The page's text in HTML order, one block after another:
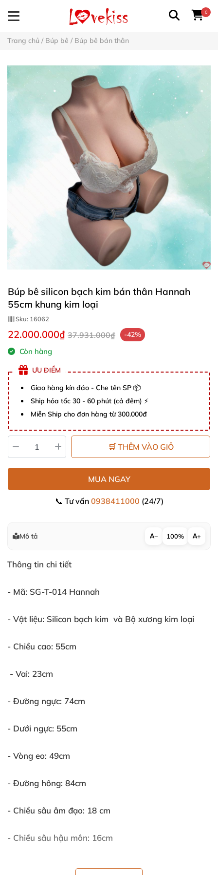
0
Trang chủ / Búp bê / Búp bê bán thân
Búp bê silicon bạch kim bán thân Hannah
55cm khung kim loại
Sku: 16062
22.000.000₫ 37.931.000₫ -42%
Còn hàng
ƯU ĐIỂM
Giao hàng kín đáo - Che tên SP 📦
Ship hỏa tốc 30 - 60 phút (cả đêm) ⚡
Miễn Ship cho đơn hàng từ 300.000đ
🛒 THÊM VÀO GIỎ
MUA NGAY
📞 Tư vấn 0938411000 (24/7)
Mô tả − 100% +
Thông tin chi tiết
- Mã: SG-T-014 Hannah
- Vật liệu: Silicon bạch kim và Bộ xương kim loại
- Chiều cao: 55cm
- Vai: 23cm
- Đường ngực: 74cm
- Dưới ngực: 55cm
- Vòng eo: 49cm
- Đường hông: 84cm
- Chiều sâu âm đạo: 18 cm
- Chiều sâu hậu môn: 16cm